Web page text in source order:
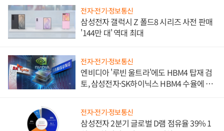
전자·전기·정보통신
삼성전자 갤럭시 Z 폴드8 시리즈 사전 판매
'144만 대' 역대 최대
전자·전기·정보통신
엔비디아 '루빈 울트라'에도 HBM4 탑재 검
토, 삼성전자·SK하이닉스 HBM4 수율에 주
전자·전기·정보통신
삼성전자 2분기 글로벌 D램 점유율 39% 1